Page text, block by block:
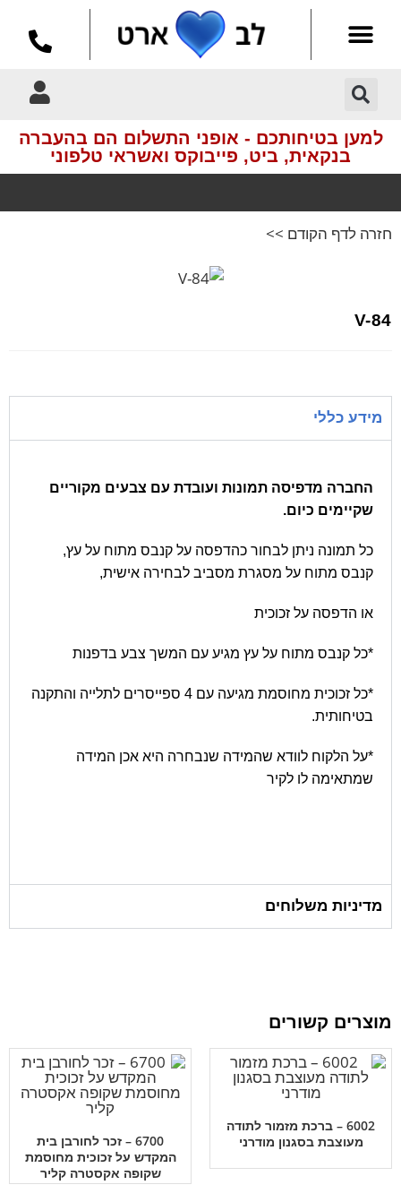
למען בטיחותכם - אופני התשלום הם בהעברה
בנקאית, ביט, פייבוקס ואשראי טלפוני
איסוף עצמי חינם
חזרה לדף הקודם >>
V-84
מידע כללי
החברה מדפיסה תמונות ועובדת עם צבעים מקוריים
שקיימים כיום.
כל תמונה ניתן לבחור כהדפסה על קנבס מתוח על עץ,
קנבס מתוח על מסגרת מסביב לבחירה אישית,
או הדפסה על זכוכית
*כל קנבס מתוח על עץ מגיע עם המשך צבע בדפנות
*כל זכוכית מחוסמת מגיעה עם 4 ספייסרים לתלייה והתקנה
בטיחותית.
*על הלקוח לוודא שהמידה שנבחרה היא אכן המידה
שמתאימה לו לקיר
מדיניות משלוחים
מוצרים קשורים
6002 – ברכת מזמור לתודה
מעוצבת בסגנון מודרני
6700 – זכר לחורבן בית
המקדש על זכוכית מחוסמת
שקופה אקסטרה קליר